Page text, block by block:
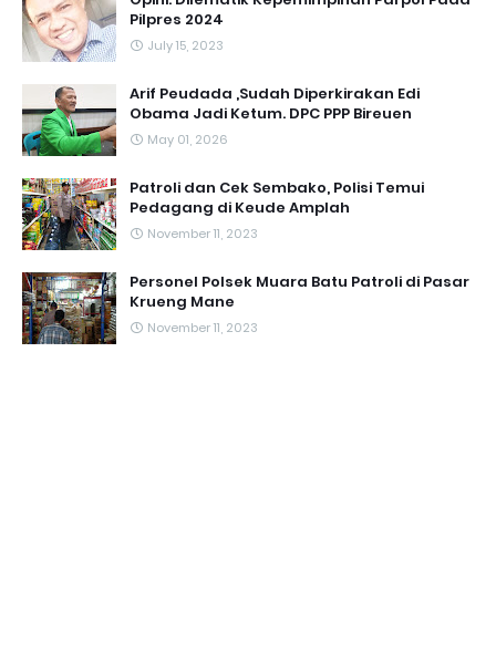
Pilpres 2024
July 15, 2023
Arif Peudada ,Sudah Diperkirakan Edi
Obama Jadi Ketum. DPC PPP Bireuen
May 01, 2026
Patroli dan Cek Sembako, Polisi Temui
Pedagang di Keude Amplah
November 11, 2023
Personel Polsek Muara Batu Patroli di Pasar
Krueng Mane
November 11, 2023